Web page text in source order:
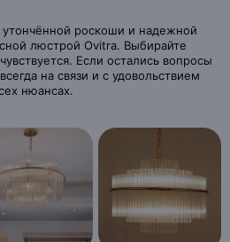
утончённой роскоши и надежной
люстрой Ovitra. Выбирайте
Если остались вопросы
на связи и с удовольствием
нюансах.